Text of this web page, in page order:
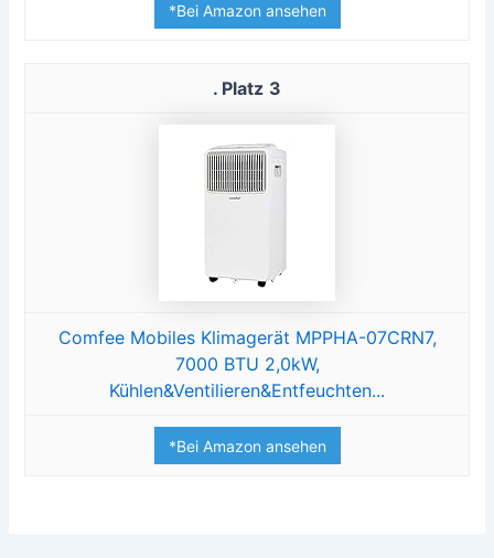
*Bei Amazon ansehen
3
Comfee Mobiles Klimagerät MPPHA-07CRN7,
7000 BTU 2,0kW,
Kühlen&Ventilieren&Entfeuchten...
*Bei Amazon ansehen